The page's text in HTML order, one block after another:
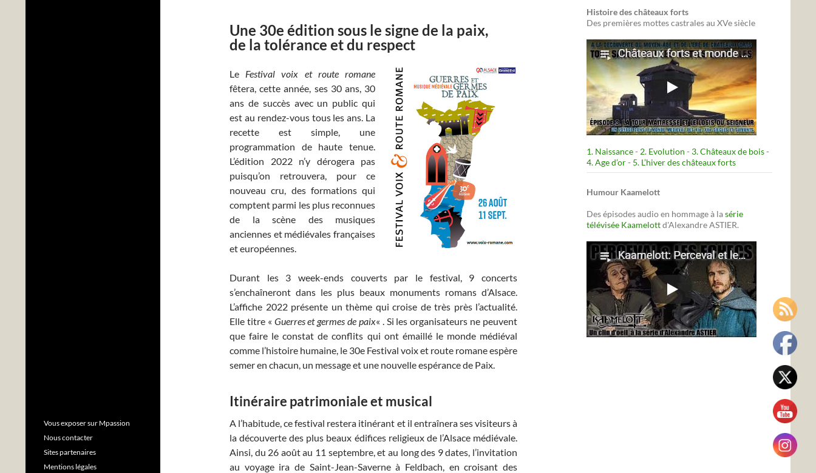
Une 30e édition sous le signe de la paix,
de la tolérance et du respect
Le Festival voix et route romane
fêtera, cette année, ses 30 ans, 30
ans de succès avec un public qui
est au rendez-vous tous les ans. La
recette est simple, une
programmation de haute tenue.
L’édition 2022 n’y dérogera pas
puisqu’on retrouvera, pour ce
nouveau cru, des formations qui
comptent parmi les plus reconnues
de la scène des musiques
anciennes et médiévales françaises
et européennes.
Durant les 3 week-ends couverts par le festival, 9 concerts
s’enchaîneront dans les plus beaux monuments romans d’Alsace.
L’affiche 2022 présente un thème qui croise de très près l’actualité.
Elle titre « Guerres et germes de paix« . Si les organisateurs ne peuvent
que faire le constat de conflits qui ont émaillé le monde médiéval
comme l’histoire humaine, le 30e Festival voix et route romane espère
semer en chacun, un message et une nouvelle espérance de Paix.
Itinéraire patrimoniale et musical
A l’habitude, ce festival restera itinérant et il entraînera ses visiteurs à
la découverte des plus beaux édifices religieux de l’Alsace médiévale.
Ainsi, du 26 août au 11 septembre, et au long des 9 dates, l’invitation
au voyage ira de Saint-Jean-Saverne à Feldbach, en croisant des
Histoire des châteaux forts
Des premières mottes castrales au XVe siècle
1. Naissance- 2. Evolution - 3. Châteaux de bois-
4. Age d’or- 5. L’hiver des châteaux forts
Humour Kaamelott
Des épisodes audio en hommage à lasérie
télévisée Kaamelottd'Alexandre ASTIER.
Vous exposer sur Mpassion
Nous contacter
Sites partenaires
Mentions légales